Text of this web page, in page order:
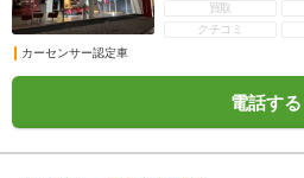
買取
クチコミ
カーセンサー認定車
電話する